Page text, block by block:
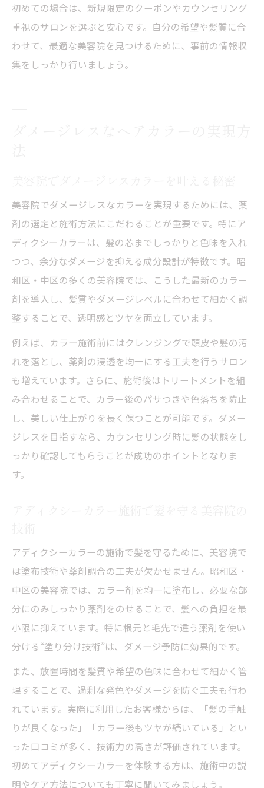
初めての場合は、新規限定のクーポンやカウンセリング
重視のサロンを選ぶと安心です。自分の希望や髪質に合
わせて、最適な美容院を見つけるために、事前の情報収
集をしっかり行いましょう。
美容院でダメージレスなカラーを実現するためには、薬
剤の選定と施術方法にこだわることが重要です。特にア
ディクシーカラーは、髪の芯までしっかりと色味を入れ
つつ、余分なダメージを抑える成分設計が特徴です。昭
和区・中区の多くの美容院では、こうした最新のカラー
剤を導入し、髪質やダメージレベルに合わせて細かく調
整することで、透明感とツヤを両立しています。
例えば、カラー施術前にはクレンジングで頭皮や髪の汚
れを落とし、薬剤の浸透を均一にする工夫を行うサロン
も増えています。さらに、施術後はトリートメントを組
み合わせることで、カラー後のパサつきや色落ちを防止
し、美しい仕上がりを長く保つことが可能です。ダメー
ジレスを目指すなら、カウンセリング時に髪の状態をし
っかり確認してもらうことが成功のポイントとなりま
す。
アディクシーカラーの施術で髪を守るために、美容院で
は塗布技術や薬剤調合の工夫が欠かせません。昭和区・
中区の美容院では、カラー剤を均一に塗布し、必要な部
分にのみしっかり薬剤をのせることで、髪への負担を最
小限に抑えています。特に根元と毛先で違う薬剤を使い
分ける“塗り分け技術”は、ダメージ予防に効果的です。
また、放置時間を髪質や希望の色味に合わせて細かく管
理することで、過剰な発色やダメージを防ぐ工夫も行わ
れています。実際に利用したお客様からは、「髪の手触
りが良くなった」「カラー後もツヤが続いている」とい
った口コミが多く、技術力の高さが評価されています。
初めてアディクシーカラーを体験する方は、施術中の説
明やケア方法についても丁寧に聞いてみましょう。